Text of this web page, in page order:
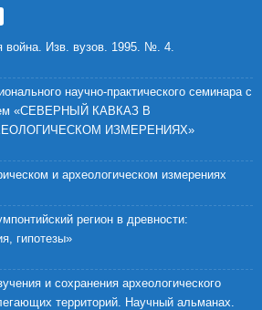
война. Изв. вузов. 1995. №. 4.
научно-практического семинара с
«СЕВЕРНЫЙ КАВКАЗ В
ИЗМЕРЕНИЯХ»
и археологическом измерениях
регион в древности:
гипотезы»
и сохранения археологического
территорий. Научный альманах.